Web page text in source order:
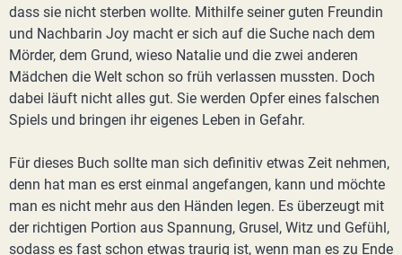
dass sie nicht sterben wollte. Mithilfe seiner guten Freundin
und Nachbarin Joy macht er sich auf die Suche nach dem
Mörder, dem Grund, wieso Natalie und die zwei anderen
Mädchen die Welt schon so früh verlassen mussten. Doch
dabei läuft nicht alles gut. Sie werden Opfer eines falschen
Spiels und bringen ihr eigenes Leben in Gefahr.
Für dieses Buch sollte man sich definitiv etwas Zeit nehmen,
denn hat man es erst einmal angefangen, kann und möchte
man es nicht mehr aus den Händen legen. Es überzeugt mit
der richtigen Portion aus Spannung, Grusel, Witz und Gefühl,
sodass es fast schon etwas traurig ist, wenn man es zu Ende